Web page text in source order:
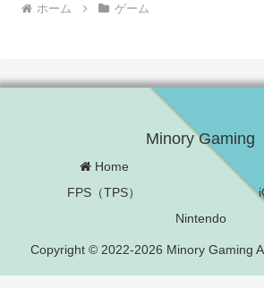
ホーム ゲーム
Minory Gaming
Home
FPS（TPS）
Nintendo
Copyright © 2022-2026 Minory Gaming